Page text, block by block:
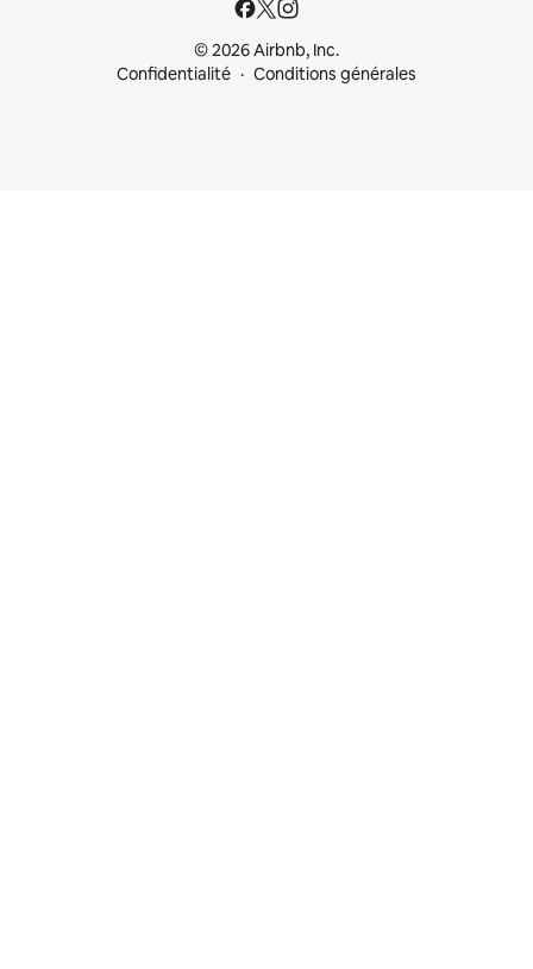
© 2026 Airbnb, Inc.
Confidentialité
Conditions générales